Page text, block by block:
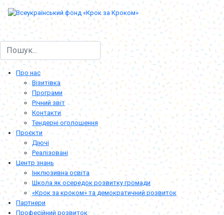
Пошук
Про нас
Візитівка
Програми
Річний звіт
Контакти
Тендерні оголошення
Проєкти
Діючі
Реалізовані
Центр знань
Інклюзивна освіта
Школа як осередок розвитку громади
«Крок за кроком» та демократичний розвиток
Партнери
Професійний розвиток